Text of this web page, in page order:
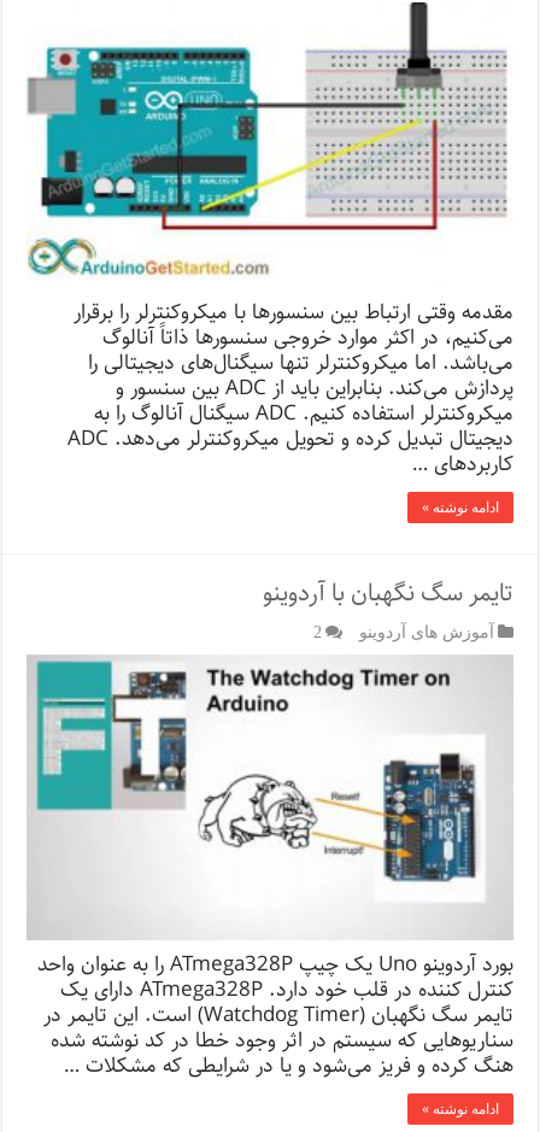
مقدمه وقتی ارتباط بین سنسورها با میکروکنترلر را برقرار
می‌کنیم، در اکثر موارد خروجی سنسورها ذاتاً آنالوگ
می‌باشد. اما میکروکنترلر تنها سیگنال‌های دیجیتالی را
پردازش می‌کند. بنابراین باید از ADC بین سنسور و
میکروکنترلر استفاده کنیم. ADC سیگنال آنالوگ را به
دیجیتال تبدیل کرده و تحویل میکروکنترلر می‌دهد. ADC
کاربردهای …
ادامه نوشته »
تایمر سگ نگهبان با آردوینو
آموزش های آردوینو 2
بورد آردوینو Uno یک چیپ ATmega328P را به عنوان واحد
کنترل کننده در قلب خود دارد. ATmega328P دارای یک
تایمر سگ نگهبان (Watchdog Timer) است. این تایمر در
سناریوهایی که سیستم در اثر وجود خطا در کد نوشته شده
هنگ کرده و فریز می‌شود و یا در شرایطی که مشکلات …
ادامه نوشته »